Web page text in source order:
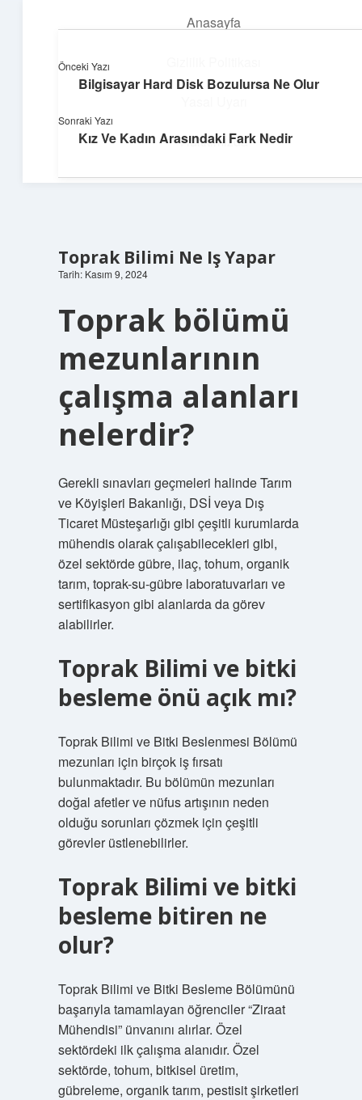
Anasayfa
Hakkımızda
Neşeli Fikir Köşesi
Hayatına neşe katan kısa hikayeler!
Toprak Bilimi Ne Iş Yapar
Tarih: Kasım 9, 2024
Toprak bölümü
mezunlarının
çalışma alanları
nelerdir?
Gerekli sınavları geçmeleri halinde Tarım
ve Köyişleri Bakanlığı, DSİ veya Dış
Ticaret Müsteşarlığı gibi çeşitli kurumlarda
mühendis olarak çalışabilecekleri gibi,
özel sektörde gübre, ilaç, tohum, organik
tarım, toprak-su-gübre laboratuvarları ve
sertifikasyon gibi alanlarda da görev
alabilirler.
Toprak Bilimi ve bitki
besleme önü açık mı?
Toprak Bilimi ve Bitki Beslenmesi Bölümü
mezunları için birçok iş fırsatı
bulunmaktadır. Bu bölümün mezunları
doğal afetler ve nüfus artışının neden
olduğu sorunları çözmek için çeşitli
görevler üstlenebilirler.
Toprak Bilimi ve bitki
besleme bitiren ne
olur?
Toprak Bilimi ve Bitki Besleme Bölümünü
başarıyla tamamlayan öğrenciler “Ziraat
Mühendisi” ünvanını alırlar. Özel
sektördeki ilk çalışma alanıdır. Özel
sektörde, tohum, bitkisel üretim,
gübreleme, organik tarım, pestisit şirketleri
Önceki Yazı
Bilgisayar Hard Disk Bozulursa Ne Olur
Sonraki Yazı
Kız Ve Kadın Arasındaki Fark Nedir